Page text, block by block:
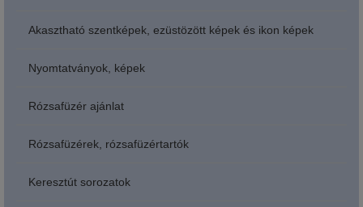
Akasztható szentképek, ezüstözött képek és ikon képek
Nyomtatványok, képek
Rózsafüzér ajánlat
Rózsafüzérek, rózsafüzértartók
Keresztút sorozatok